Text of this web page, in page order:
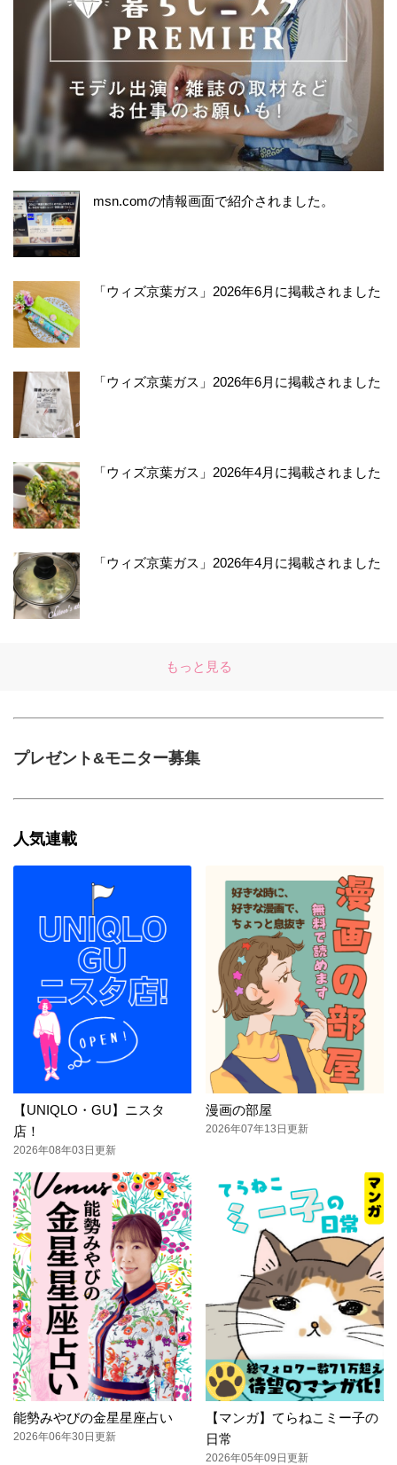
msn.comの情報画面で紹介されました。
「ウィズ京葉ガス」2026年6月に掲載されました
「ウィズ京葉ガス」2026年6月に掲載されました
「ウィズ京葉ガス」2026年4月に掲載されました
「ウィズ京葉ガス」2026年4月に掲載されました
もっと見る
プレゼント&モニター募集
人気連載
【UNIQLO・GU】ニスタ
店！
2026年08年03日更新
漫画の部屋
2026年07年13日更新
能勢みやびの金星星座占い
2026年06年30日更新
【マンガ】てらねこミー子の
日常
2026年05年09日更新